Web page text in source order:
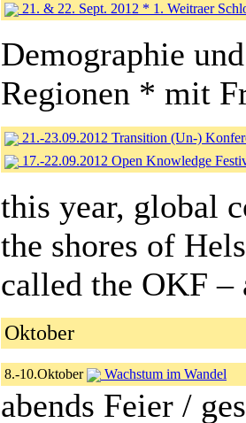
21. & 22. Sept. 2012 * 1. Weitraer
Demographie
Regionen * mit
21.-23.09.2012 Transition (Un-)
17.-22.09.2012 Open Knowledge
this year, global
the shores of
called the OKF
Oktober
8.-10.Oktober Wachstum im Wandel
abends Feier /